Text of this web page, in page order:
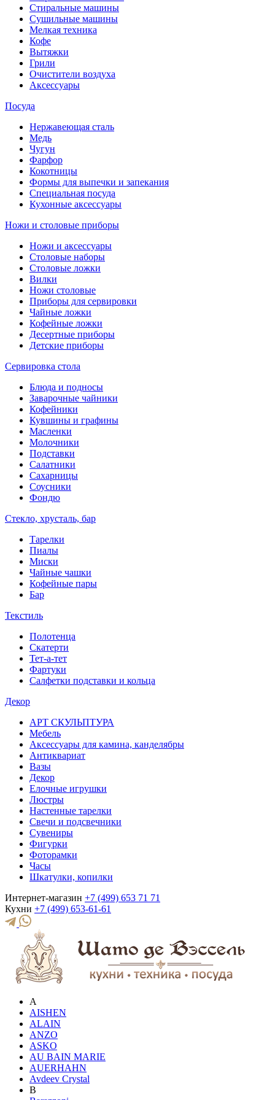
Стиральные машины
Сушильные машины
Мелкая техника
Кофе
Вытяжки
Грили
Очистители воздуха
Аксессуары
Посуда
Нержавеющая сталь
Медь
Чугун
Фарфор
Кокотницы
Формы для выпечки и запекания
Специальная посуда
Кухонные аксессуары
Ножи и столовые приборы
Ножи и аксессуары
Столовые наборы
Столовые ложки
Вилки
Ножи столовые
Приборы для сервировки
Чайные ложки
Кофейные ложки
Десертные приборы
Детские приборы
Сервировка стола
Блюда и подносы
Заварочные чайники
Кофейники
Кувшины и графины
Масленки
Молочники
Подставки
Салатники
Сахарницы
Соусники
Фондю
Стекло, хрусталь, бар
Тарелки
Пиалы
Миски
Чайные чашки
Кофейные пары
Бар
Текстиль
Полотенца
Скатерти
Тет-а-тет
Фартуки
Салфетки подставки и кольца
Декор
АРТ СКУЛЬПТУРА
Мебель
Аксессуары для камина, канделябры
Антиквариат
Вазы
Декор
Елочные игрушки
Люстры
Настенные тарелки
Свечи и подсвечники
Сувениры
Фигурки
Фоторамки
Часы
Шкатулки, копилки
Интернет-магазин +7 (499) 653 71 71
Кухни +7 (499) 653-61-61
A
AISHEN
ALAIN
ANZO
ASKO
AU BAIN MARIE
AUERHAHN
Avdeev Crystal
B